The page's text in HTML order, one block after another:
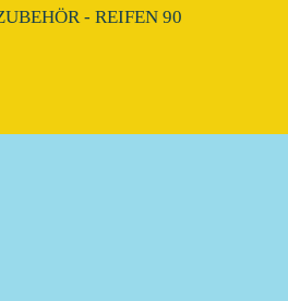
- REIFEN 90